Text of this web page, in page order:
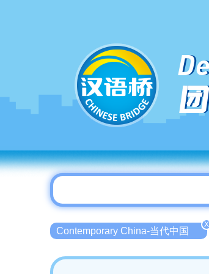
Contemporary China-当代中国
X